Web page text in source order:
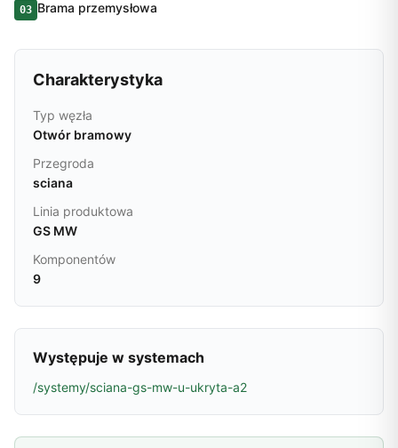
03 Brama przemysłowa
Charakterystyka
Typ węzła
Otwór bramowy
Przegroda
sciana
Linia produktowa
GS MW
Komponentów
9
Występuje w systemach
/systemy/sciana-gs-mw-u-ukryta-a2